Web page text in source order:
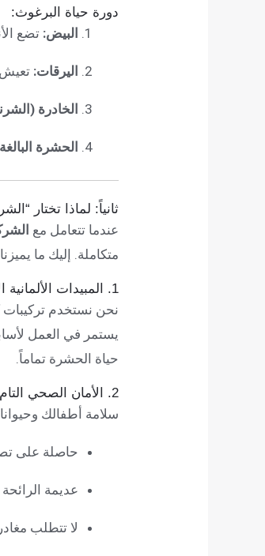
دورة حياة البرغوث:
البيض: تضع
اليرقات: تعيش
الخادرة
الحشرة
ثانياً: لماذا تختار
عندما تتعامل مع
متكاملة. إليك ما
1. المبيدات الألمانية الأصلية
نحن نستخدم تركيبات
يستمر في العمل
حياة الحشرة تماماً.
2. الأمان الصحي التام
سلامة أطفالك
حاصلة على
عديمة
لا تتطلب